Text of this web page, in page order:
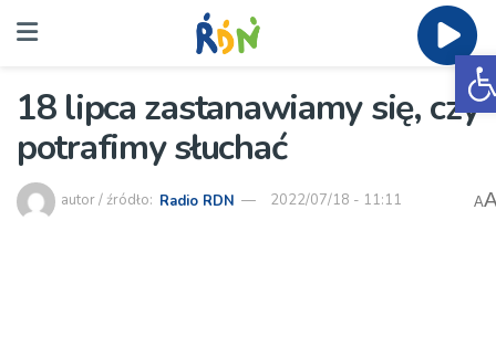
18 lipca zastanawiamy się, czy
potrafimy słuchać
autor / źródło: Radio RDN 2022/07/18 - 11:11 A